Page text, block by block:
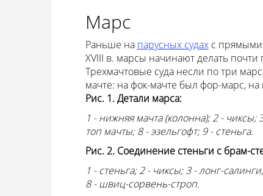
Марс
Раньше на парусных судахс прямыми
XVIII в. марсы начинают делать
Трехмачтовые суда несли по три
мачте: на фок-мачте был фор-марс,
Рис. 1. Детали марса:
1 - нижняя мачта (колонна); 2 -
топ мачты; 8 - эзельгофт; 9 - стеньга.
Рис. 2. Соединение стеньги с брам-
1 - стеньга; 2 - чиксы; 3 - лонг-
8 - швиц-сорвень-строп.